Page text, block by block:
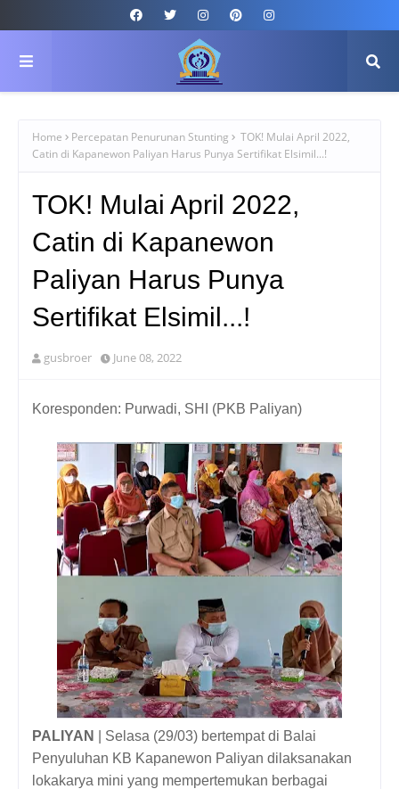
Home Percepatan Penurunan Stunting
TOK! Mulai April 2022,
Catin di Kapanewon Paliyan Harus Punya Sertifikat Elsimil...!
TOK! Mulai April 2022,
Catin di Kapanewon
Paliyan Harus Punya
Sertifikat Elsimil...!
gusbroer June 08, 2022
Koresponden: Purwadi, SHI (PKB Paliyan)
PALIYAN
| Selasa (29/03) bertempat di Balai
Penyuluhan KB Kapanewon Paliyan dilaksanakan
lokakarya mini yang mempertemukan berbagai